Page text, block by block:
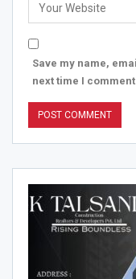
Save my name,
next time I